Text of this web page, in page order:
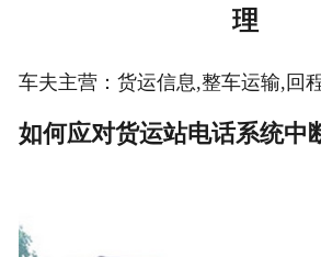
理
车夫主营：货运信息,整车运输,回
如何应对货运站电话系统中